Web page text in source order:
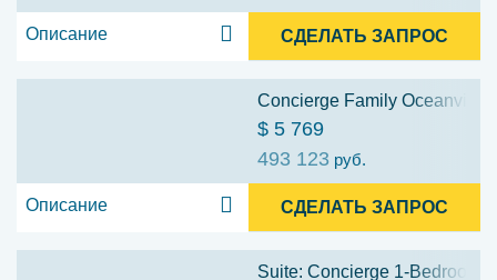
Описание СДЕЛАТЬ ЗАПРОС
Concierge Family Oceanview
$ 5 769
493 123 руб.
Описание СДЕЛАТЬ ЗАПРОС
Suite: Concierge 1-Bedroom